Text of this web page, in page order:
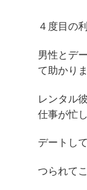
４度目の
男性とデ
て助かり
レンタル
仕事が忙
デートし
つられて